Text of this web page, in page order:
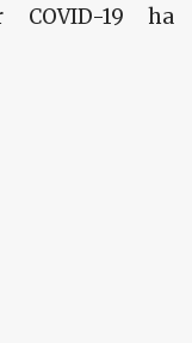
19 ha